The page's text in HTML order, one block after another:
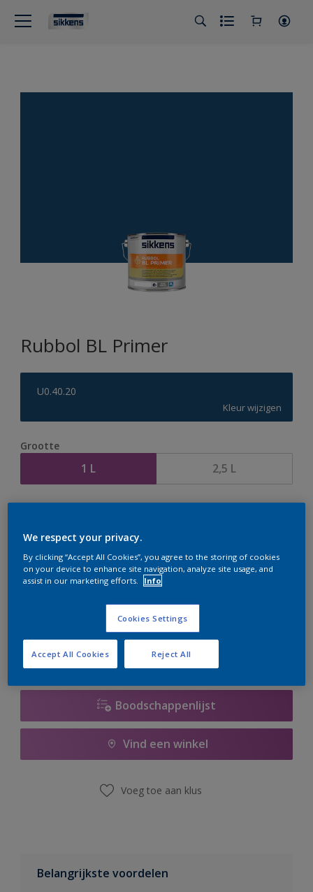
Rubbol BL Primer
U0.40.20
Kleur wijzigen
Grootte
1 L 2,5 L
Op dit moment is het niet mogelijk dit product online
te bestellen. Houd de website in de gaten, we werken
er hard aan om de voorraad aan te vullen.
Boodschappenlijst
Vind een winkel
Voeg toe aan klus
Belangrijkste voordelen
We respect your privacy.
By clicking “Accept All Cookies”, you agree to the storing of cookies
on your device to enhance site navigation, analyze site usage, and
assist in our marketing efforts.
Info
Cookies Settings
Reject All
Accept All Cookies